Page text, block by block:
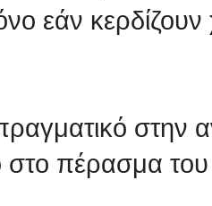
εάν
στην
πέρασμα